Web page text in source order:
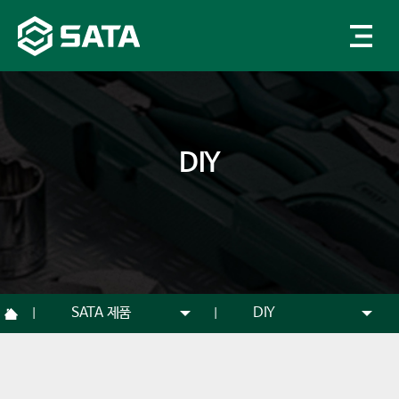
DIY
SATA 제품 DIY